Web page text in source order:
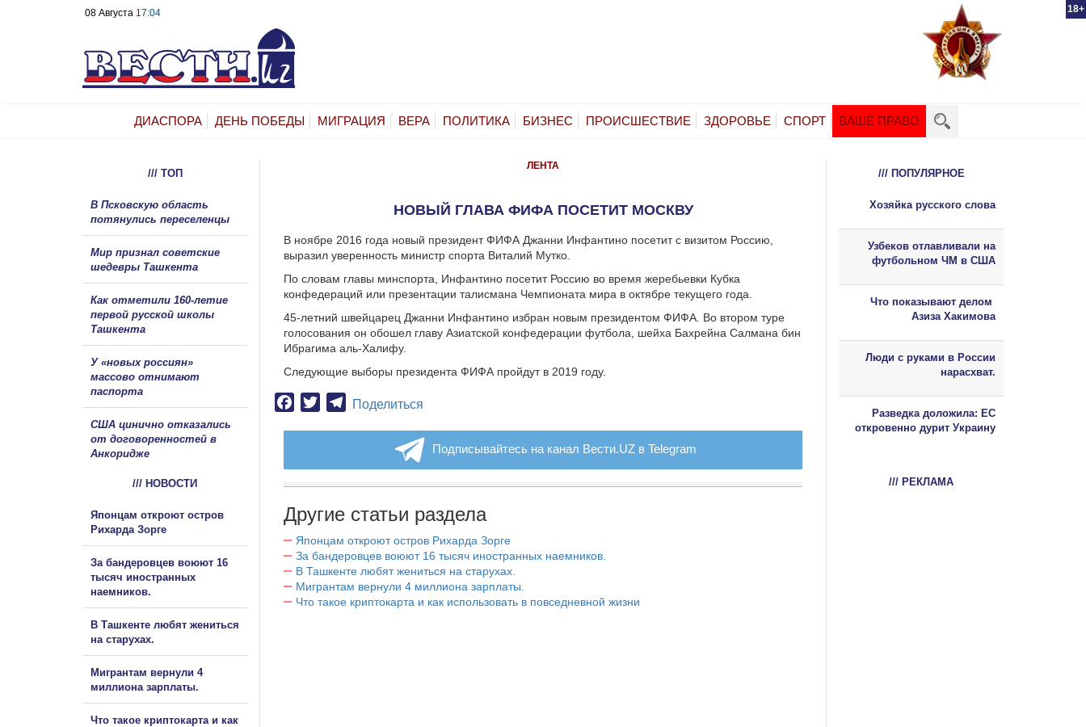
18+
08 Августа 17:04
ДИАСПОРА ДЕНЬ ПОБЕДЫ МИГРАЦИЯ ВЕРА ПОЛИТИКА БИЗНЕС ПРОИСШЕСТВИЕ ЗДОРОВЬЕ СПОРТ ВАШЕ ПРАВО
ЛЕНТА
НОВЫЙ ГЛАВА ФИФА ПОСЕТИТ МОСКВУ
В ноябре 2016 года новый президент ФИФА Джанни Инфантино посетит с визитом Россию,
выразил уверенность министр спорта Виталий Мутко.
По словам главы минспорта, Инфантино посетит Россию во время жеребьевки Кубка
конфедераций или презентации талисмана Чемпионата мира в октябре текущего года.
45-летний швейцарец Джанни Инфантино избран новым президентом ФИФА. Во втором туре
голосования он обошел главу Азиатской конфедерации футбола, шейха Бахрейна Салмана бин
Ибрагима аль-Халифу.
Следующие выборы президента ФИФА пройдут в 2019 году.
Facebook
TwitterTelegram
Поделиться
Подписывайтесь на канал Вести.UZ в Telegram
Другие статьи раздела
Японцам откроют остров Рихарда Зорге
За бандеровцев воюют 16 тысяч иностранных наемников.
В Ташкенте любят жениться на старухах.
Мигрантам вернули 4 миллиона зарплаты.
Что такое криптокарта и как использовать в повседневной жизни
/// ТОП
В Псковскую область
потянулись переселенцы
Мир признал советские
шедевры Ташкента
Как отметили 160-летие
первой русской школы
Ташкента
У «новых россиян»
массово отнимают
паспорта
США цинично отказались
от договоренностей в
Анкоридже
/// НОВОСТИ
Японцам откроют остров
Рихарда Зорге
За бандеровцев воюют 16
тысяч иностранных
наемников.
В Ташкенте любят жениться
на старухах.
Мигрантам вернули 4
миллиона зарплаты.
Что такое криптокарта и как
/// ПОПУЛЯРНОЕ
Хозяйка русского слова
Узбеков отлавливали на
футбольном ЧМ в США
Что показывают делом
Азиза Хакимова
Люди с руками в России
нарасхват.
Разведка доложила: ЕС
откровенно дурит Украину
/// РЕКЛАМА